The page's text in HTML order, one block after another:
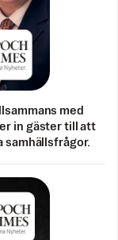
med
in gäster till att
samhällsfrågor.